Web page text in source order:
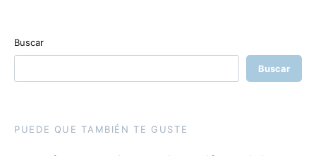
Buscar
Buscar
PUEDE QUE TAMBIÉN TE GUSTE